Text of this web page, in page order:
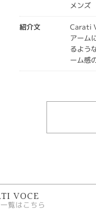
メンズ
紹介文
Carati
アーム
るよう
ーム感
VOCE
覧はこちら